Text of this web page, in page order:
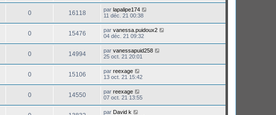
0 16118 par lapalipe174
11 déc. 21 00:38
0 15476 par vanessa.puidoux2
04 déc. 21 09:32
0 14994 par vanessapuid258
25 oct. 21 20:01
0 15106 par reexage
13 oct. 21 15:42
0 14550 par reexage
07 oct. 21 13:55
par David k